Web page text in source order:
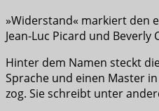
»Widerstand« markiert den
Jean-Luc Picard und
Hinter dem Namen steckt
Sprache und einen Master
zog. Sie schreibt unter